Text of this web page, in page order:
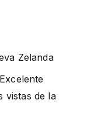
Zelanda
vistas de la